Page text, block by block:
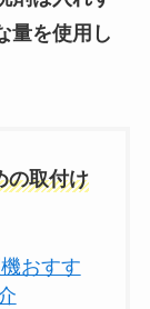
量を使用し
の取付け
おすす